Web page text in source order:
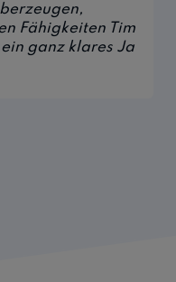
Fähigkeiten Tim
ganz klares Ja